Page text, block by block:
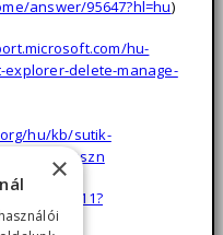
answer/95647?hl=hu)
hu-
delete-manage-
hu/kb/sutik-
haszn
kb/PH21411?
×